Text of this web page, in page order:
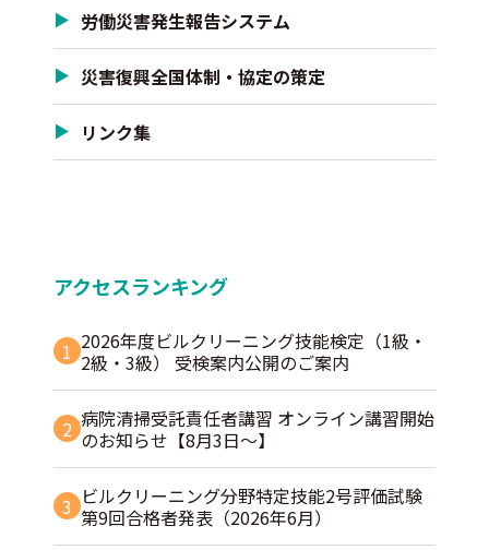
労働災害発生報告システム
災害復興全国体制・協定の策定
リンク集
アクセスランキング
1 2026年度ビルクリーニング技能検定（1級・
2級・3級） 受検案内公開のご案内
2 病院清掃受託責任者講習 オンライン講習開始
のお知らせ【8月3日～】
3 ビルクリーニング分野特定技能2号評価試験
第9回合格者発表（2026年6月）